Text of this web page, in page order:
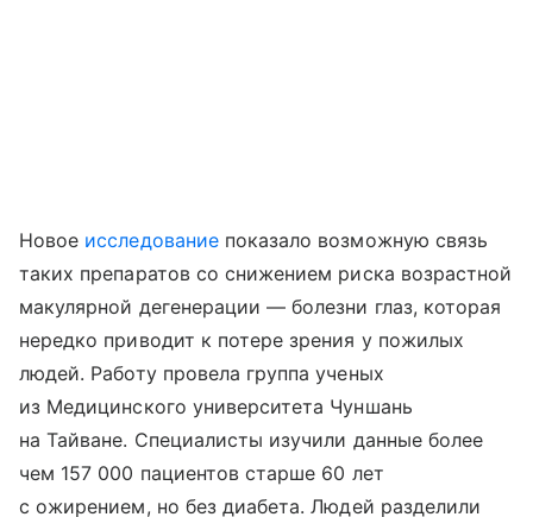
Новое исследованиепоказало возможную связь
таких препаратов со снижением риска возрастной
макулярной дегенерации — болезни глаз, которая
нередко приводит к потере зрения у пожилых
людей. Работу провела группа ученых
из Медицинского университета Чуншань
на Тайване. Специалисты изучили данные более
чем 157 000 пациентов старше 60 лет
с ожирением, но без диабета. Людей разделили